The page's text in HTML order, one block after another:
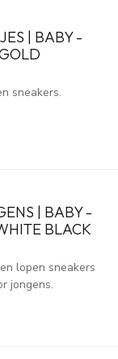
| BABY -
sneakers.
| BABY -
BLACK
lopen sneakers
jongens.